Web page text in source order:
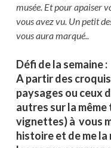
musée. Et pour apaiser
vous avez vu. Un petit
vous aura marqué..
Défi de la semaine :
A partir des
paysages ou ceux
autres sur la
vignettes) à vous
histoire et de me